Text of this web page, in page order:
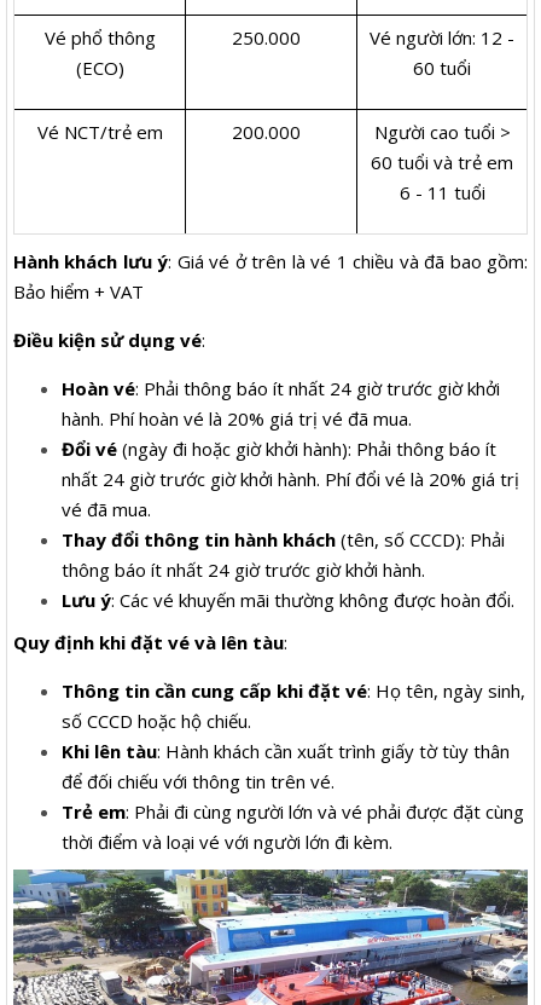
Vé phổ thông
(ECO)
250.000
Vé người lớn: 12 -
60 tuổi
Vé NCT/trẻ em 200.000
Người cao tuổi >
60 tuổi và trẻ em
6 - 11 tuổi
Hành khách lưu ý: Giá vé ở trên là vé 1 chiều và đã bao gồm:
Bảo hiểm + VAT
Điều kiện sử dụng vé:
Hoàn vé: Phải thông báo ít nhất 24 giờ trước giờ khởi
hành. Phí hoàn vé là 20% giá trị vé đã mua.
Đổi vé (ngày đi hoặc giờ khởi hành): Phải thông báo ít
nhất 24 giờ trước giờ khởi hành. Phí đổi vé là 20% giá trị
vé đã mua.
Thay đổi thông tin hành khách (tên, số CCCD): Phải
thông báo ít nhất 24 giờ trước giờ khởi hành.
Lưu ý: Các vé khuyến mãi thường không được hoàn đổi.
Quy định khi đặt vé và lên tàu:
Thông tin cần cung cấp khi đặt vé: Họ tên, ngày sinh,
số CCCD hoặc hộ chiếu.
Khi lên tàu: Hành khách cần xuất trình giấy tờ tùy thân
để đối chiếu với thông tin trên vé.
Trẻ em: Phải đi cùng người lớn và vé phải được đặt cùng
thời điểm và loại vé với người lớn đi kèm.